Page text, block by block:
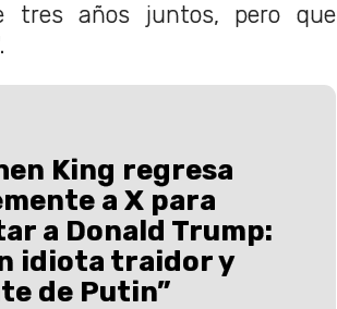
tres años juntos, pero que
King regresa
a X para
a Donald Trump:
idiota traidor y
de Putin”